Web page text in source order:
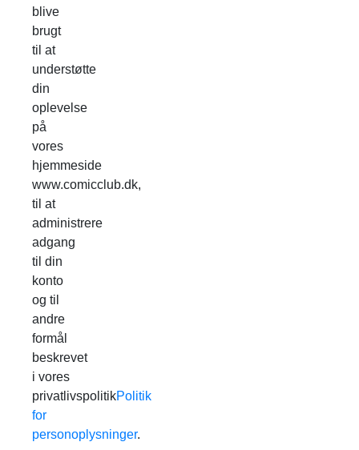
blive
brugt
til at
understøtte
din
oplevelse
på
vores
hjemmeside
www.comicclub.dk,
til at
administrere
adgang
til din
konto
og til
andre
formål
beskrevet
i vores
privatlivspolitikPolitik
for
personoplysninger.